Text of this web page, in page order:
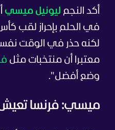
أكد النجم ليونيل ميسي
لكنه حذر في الوقت
معتبرا أن منتخبات مثل
وضع أفضل".
ميسي: فرنسا تعيش